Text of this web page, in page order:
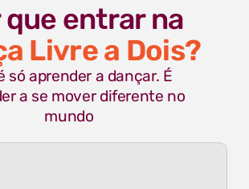
que entrar na
Livre a Dois?
só aprender a dançar. É
a se mover diferente no
mundo